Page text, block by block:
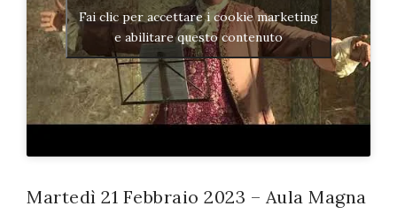
Fai clic per accettare i cookie marketing
e abilitare questo contenuto
Martedì 21 Febbraio 2023 – Aula Magna
196/03
Registrazione
avvenuta con